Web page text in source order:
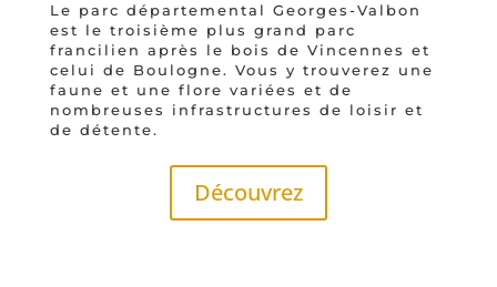
Le parc départemental Georges-Valbon
est le troisième plus grand parc
francilien après le bois de Vincennes et
celui de Boulogne. Vous y trouverez une
faune et une flore variées et de
nombreuses infrastructures de loisir et
de détente.
Découvrez